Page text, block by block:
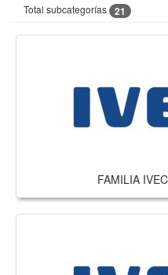
Total subcategorías 21
FAMILIA